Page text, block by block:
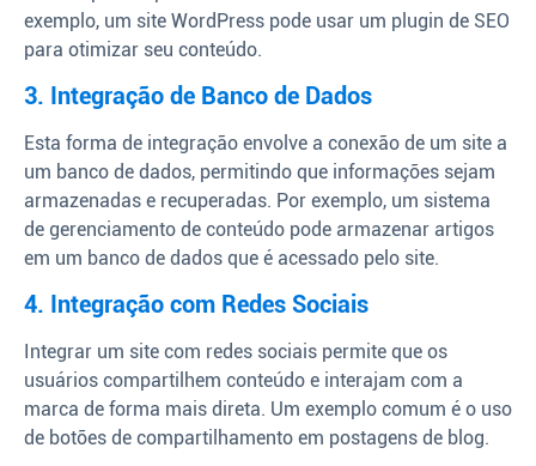
exemplo, um site WordPress pode usar um plugin de SEO
para otimizar seu conteúdo.
3. Integração de Banco de Dados
Esta forma de integração envolve a conexão de um site a
um banco de dados, permitindo que informações sejam
armazenadas e recuperadas. Por exemplo, um sistema
de gerenciamento de conteúdo pode armazenar artigos
em um banco de dados que é acessado pelo site.
4. Integração com Redes Sociais
Integrar um site com redes sociais permite que os
usuários compartilhem conteúdo e interajam com a
marca de forma mais direta. Um exemplo comum é o uso
de botões de compartilhamento em postagens de blog.